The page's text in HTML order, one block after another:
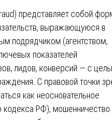
представляет собой
выражающуюся в
подрядчиком (агентством,
показателей
лидов, конверсий — с
С правовой точки
как неосновательное
РФ), мошенничество